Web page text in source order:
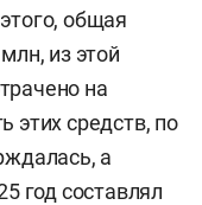
69
ипотеку;
общая
из этой
на
этих средств, по
а
год составлял